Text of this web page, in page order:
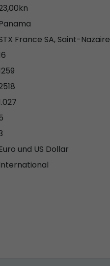
France SA, Saint-Nazaire
und US Dollar